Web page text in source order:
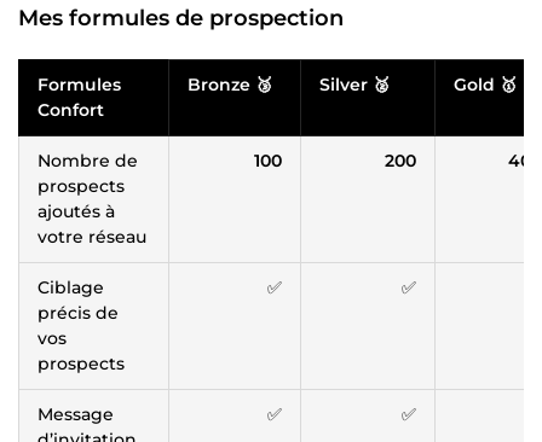
Mes formules de prospection
Formules
Confort
Bronze 🥉 Silver 🥈 Gold 🥇
Nombre de
prospects
ajoutés à
votre réseau
100 200 400
Ciblage
précis de
vos
prospects
✅ ✅
Message
✅ ✅